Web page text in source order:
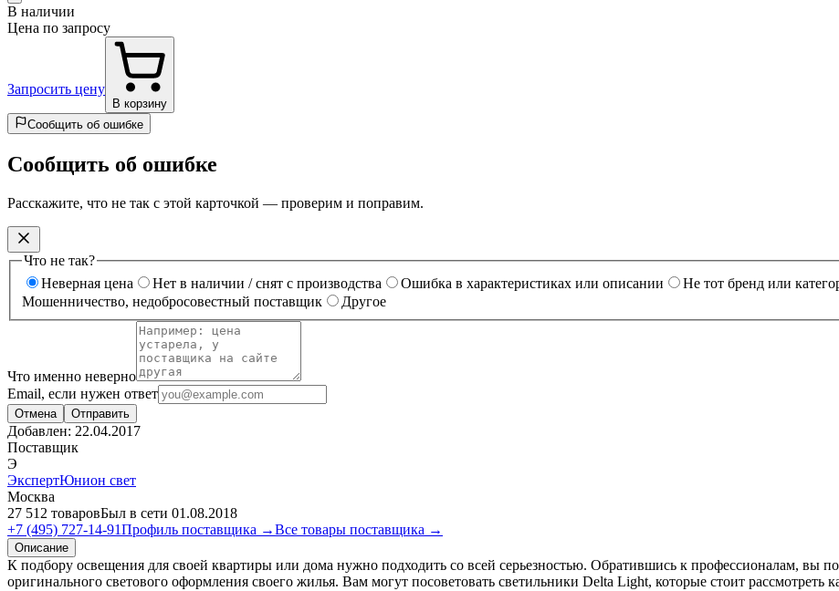
В наличии
Цена по запросу
Запросить цену
В корзину
Сообщить об ошибке
Сообщить об ошибке
Расскажите, что не так с этой карточкой — проверим и поправим.
Что не так?
Неверная цена
Нет в наличии / снят с производства Ошибка в характеристиках или описании Не тот бренд или
Мошенничество, недобросовестный поставщик
Другое
Что именно неверно
Email, если нужен ответ
Отмена Отправить
Добавлен: 22.04.2017
Поставщик
Э
ЭкспертЮнион свет
Москва
27 512 товаровБыл в сети 01.08.2018
+7 (495) 727-14-91Профиль поставщика →Все товары поставщика →
Описание
К подбору освещения для своей квартиры или дома нужно подходить со всей серьезностью. Обратившись к профессионалам, вы
оригинального светового оформления своего жилья. Вам могут посоветовать светильники Delta Light, которые стоит рассмотреть